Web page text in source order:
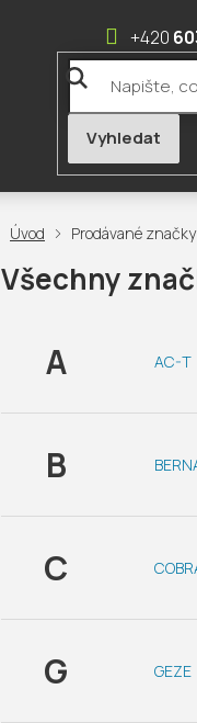
Všechny
A AC-T
B
C
G GEZE
Prodávané značky